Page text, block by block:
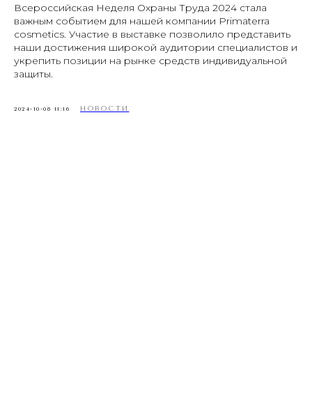
Всероссийская Неделя Охраны Труда 2024 стала
важным событием для нашей компании Primaterra
cosmetics. Участие в выставке позволило представить
наши достижения широкой аудитории специалистов и
укрепить позиции на рынке средств индивидуальной
защиты.
2024-10-08 11:16 НОВОСТИ